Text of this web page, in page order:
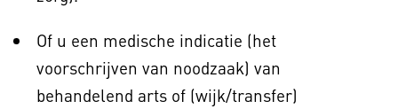
Of u een medische indicatie (het
voorschrijven van noodzaak) van
behandelend arts of (wijk/transfer)